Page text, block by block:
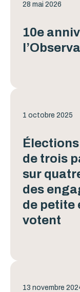
28 mai 2026
10e
1 octobre 2025
de trois
sur
des
de petite
votent
13 novembre